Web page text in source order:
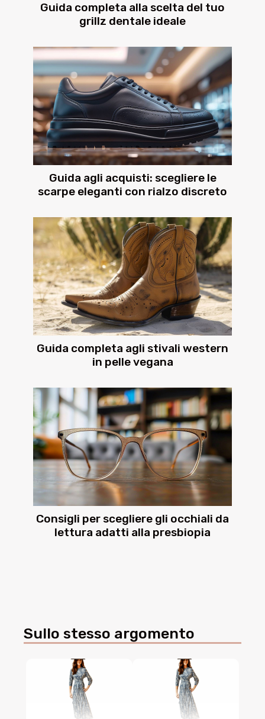
Guida completa alla scelta del tuo
grillz dentale ideale
Guida agli acquisti: scegliere le
scarpe eleganti con rialzo discreto
Guida completa agli stivali western
in pelle vegana
Consigli per scegliere gli occhiali da
lettura adatti alla presbiopia
Sullo stesso argomento